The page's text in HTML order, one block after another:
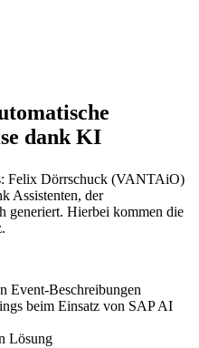
dank KI
Felix Dörrschuck (VANTAiO)
Assistenten, der
generiert. Hierbei kommen die
Event-Beschreibungen
beim Einsatz von SAP AI
Lösung